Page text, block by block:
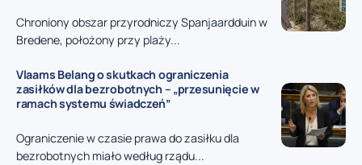
Chroniony obszar przyrodniczy Spanjaardduin w
Bredene, położony przy plaży...
Vlaams Belang o skutkach ograniczenia
zasiłków dla bezrobotnych – „przesunięcie w
ramach systemu świadczeń”
Ograniczenie w czasie prawa do zasiłku dla
bezrobotnych miało według rządu...